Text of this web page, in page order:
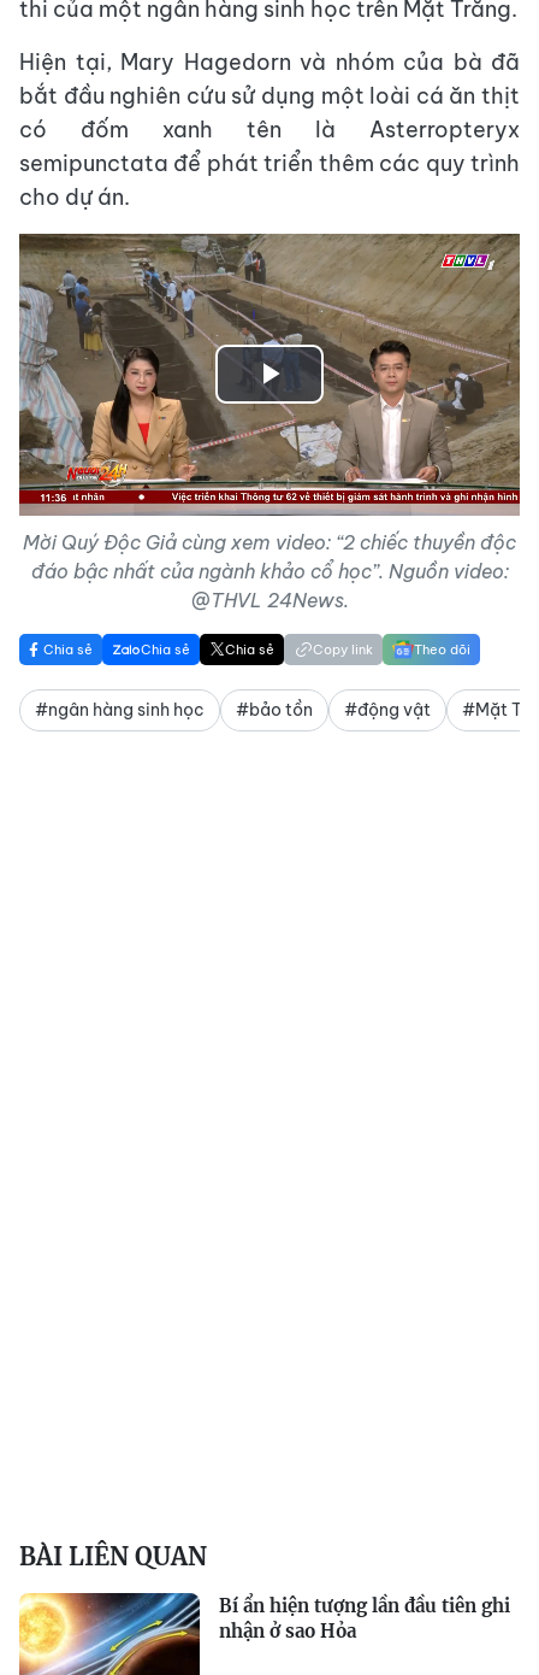
thi của một ngân hàng sinh học trên Mặt Trăng.
Hiện tại, Mary Hagedorn và nhóm của bà đã
bắt đầu nghiên cứu sử dụng một loài cá ăn thịt
có đốm xanh tên là Asterropteryx
semipunctata để phát triển thêm các quy trình
cho dự án.
Play
Video
Mời Quý Độc Giả cùng xem video: “2 chiếc thuyền độc
đáo bậc nhất của ngành khảo cổ học”. Nguồn video:
@THVL 24News.
Chia sẻ Chia sẻ Chia sẻ Copy link Theo dõi
#ngân hàng sinh học #bảo tồn #động vật #Mặt
BÀI LIÊN QUAN
Bí ẩn hiện tượng lần đầu tiên ghi
nhận ở sao Hỏa